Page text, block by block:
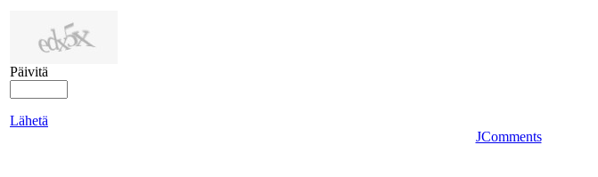
Päivitä
Lähetä
JComments